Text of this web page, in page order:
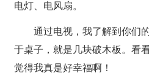
电灯、电风扇。
通过电视，我了解到你们
于桌子，就是几块破木板。看
觉得我真是好幸福啊！